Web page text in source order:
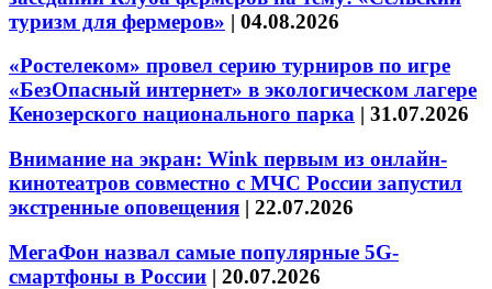
туризм для фермеров» | 04.08.2026
«Ростелеком» провел серию турниров по игре
«БезОпасный интернет» в экологическом лагере
Кенозерского национального парка | 31.07.2026
Внимание на экран: Wink первым из онлайн-
кинотеатров совместно с МЧС России запустил
экстренные оповещения | 22.07.2026
МегаФон назвал самые популярные 5G-
смартфоны в России | 20.07.2026